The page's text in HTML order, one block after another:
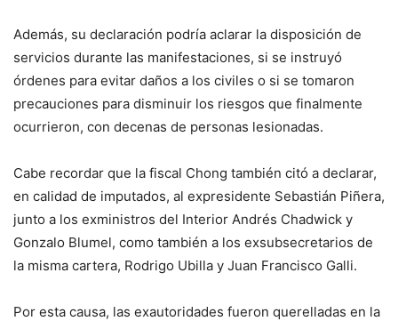
Además, su declaración podría aclarar la disposición de
servicios durante las manifestaciones, si se instruyó
órdenes para evitar daños a los civiles o si se tomaron
precauciones para disminuir los riesgos que finalmente
ocurrieron, con decenas de personas lesionadas.
Cabe recordar que la fiscal Chong también citó a declarar,
en calidad de imputados, al expresidente Sebastián Piñera,
junto a los exministros del Interior Andrés Chadwick y
Gonzalo Blumel, como también a los exsubsecretarios de
la misma cartera, Rodrigo Ubilla y Juan Francisco Galli.
Por esta causa, las exautoridades fueron querelladas en la